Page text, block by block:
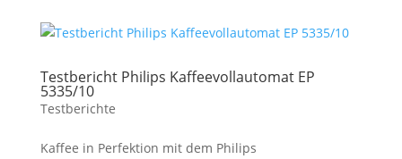
Testbericht Philips Kaffeevollautomat EP
5335/10
Testberichte
Kaffee in Perfektion mit dem Philips